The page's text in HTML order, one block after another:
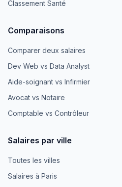
Classement Santé
Comparaisons
Comparer deux salaires
Dev Web vs Data Analyst
Aide-soignant vs Infirmier
Avocat vs Notaire
Comptable vs Contrôleur
Salaires par ville
Toutes les villes
Salaires à Paris